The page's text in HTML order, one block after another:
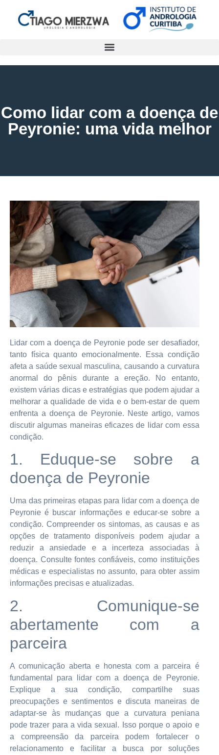
Como lidar com a doença de
Peyronie: uma vida melhor
Lidar com a doença de Peyronie pode ser desafiador,
tanto física quanto emocionalmente. Essa condição
afeta a saúde sexual masculina, causando a curvatura
anormal do pênis durante a ereção. No entanto,
existem várias dicas e estratégias que podem ajudar a
melhorar a qualidade de vida e o bem-estar de quem
enfrenta a doença de Peyronie. Neste artigo, vamos
discutir algumas maneiras eficazes de lidar com essa
condição.
1. Eduque-se sobre a
doença de Peyronie
Uma das primeiras etapas para lidar com a doença de
Peyronie é buscar informações e educar-se sobre a
condição. Compreender os sintomas, as causas e as
opções de tratamento disponíveis podem ajudar a
reduzir a ansiedade e a incerteza associadas à
doença. Consulte fontes confiáveis, como instituições
médicas e especialistas no assunto, para obter assim
informações precisas e atualizadas.
2. Comunique-se
abertamente com a
parceira
A comunicação aberta e honesta com a parceira é
fundamental para lidar com a doença de Peyronie.
Explique a sua condição, compartilhe suas
preocupações e sentimentos e discuta maneiras de
adaptar-se às mudanças que a curvatura peniana
pode trazer para a vida sexual. Isso porque o apoio e
a compreensão da parceira podem fortalecer o
relacionamento e facilitar a busca por soluções